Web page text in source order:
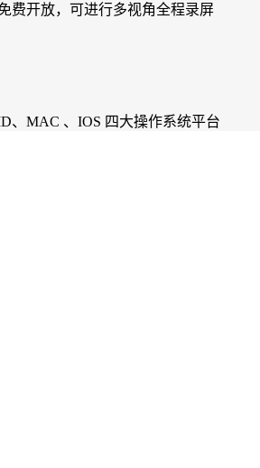
费开放，可进行多视角全程录屏
、MAC 、IOS 四大操作系统平台